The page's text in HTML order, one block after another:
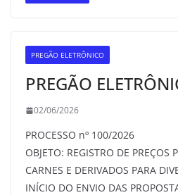
PREGÃO ELETRÔNICO
PREGÃO
02/06/2026
PROCESSO nº 100/2026
OBJETO: REGISTRO DE PREÇOS
CARNES E DERIVADOS PARA
INÍCIO DO ENVIO DAS